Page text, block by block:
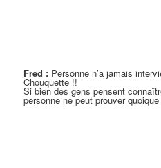
Fred : Personne n’a jamais
Chouquette !!
Si bien des gens pensent
personne ne peut prouver